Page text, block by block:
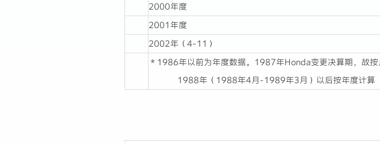
2000年度
2001年度
2002年（4-11）
＊1986年以前为年度数据。1987年Honda变更决算期，故按
1988年（1988年4月-1989年3月）以后按年度计算